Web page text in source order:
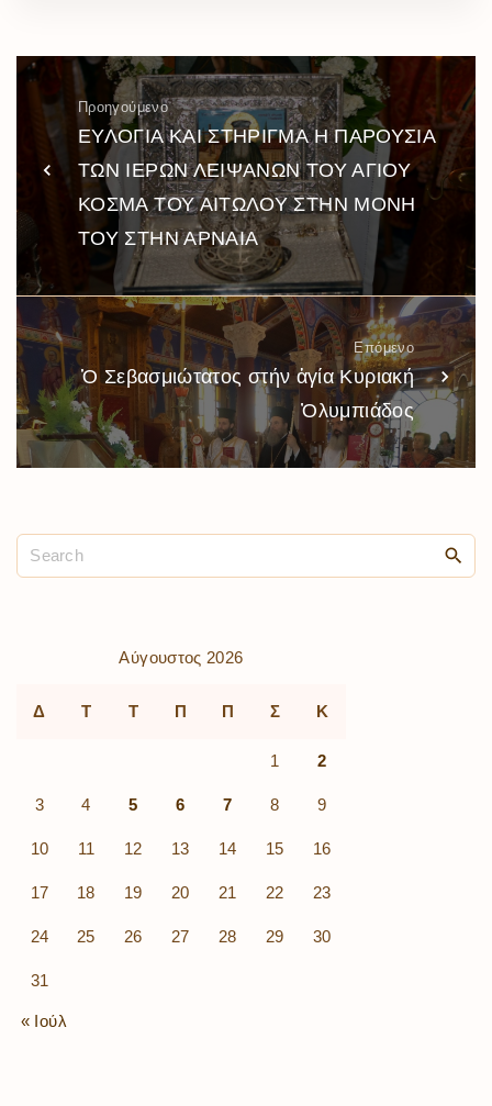
Προηγούμενο
ΕΥΛΟΓΙΑ ΚΑΙ ΣΤΗΡΙΓΜΑ Η ΠΑΡΟΥΣΙΑ
ΤΩΝ ΙΕΡΩΝ ΛΕΙΨΑΝΩΝ ΤΟΥ ΑΓΙΟΥ
ΚΟΣΜΑ ΤΟΥ ΑΙΤΩΛΟΥ ΣΤΗΝ ΜΟΝΗ
ΤΟΥ ΣΤΗΝ ΑΡΝΑΙΑ
Επόμενο
Ὁ Σεβασμιώτατος στήν ἁγία Κυριακή
Ὀλυμπιάδος
Αύγουστος 2026
Δ Τ Τ Π Π Σ Κ
1 2
3 4 5 6 7 8 9
10 11 12 13 14 15 16
17 18 19 20 21 22 23
24 25 26 27 28 29 30
31
« Ιούλ